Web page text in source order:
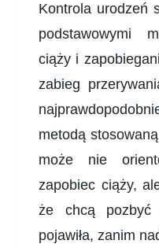
Kontrola urodzeń
podstawowymi
ciąży i
zabieg
metodą
może nie
zapobiec ciąży,
że chcą
pojawiła, zanim